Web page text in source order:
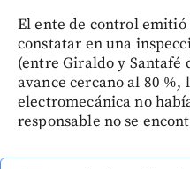
El ente de control
constatar en una
(entre Giraldo y
avance cercano al 80 %,
electromecánica no
responsable no se